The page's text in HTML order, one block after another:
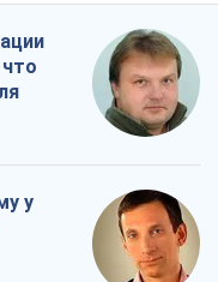
у